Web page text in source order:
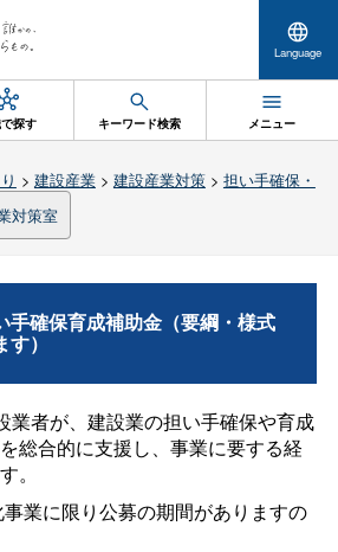
Language
探す キーワード検索 メニュー
> 建設産業> 建設産業対策> 担い手確保・
対策室
手確保育成補助金（要綱・様式
）
業者が、建設業の担い手確保や育成
総合的に支援し、事業に要する経
。
業に限り公募の期間がありますの